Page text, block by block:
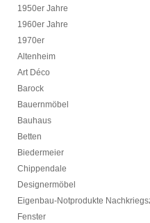
1950er Jahre
1960er Jahre
1970er
Altenheim
Art Déco
Barock
Bauernmöbel
Bauhaus
Betten
Biedermeier
Chippendale
Designermöbel
Eigenbau-Notprodukte
Fenster